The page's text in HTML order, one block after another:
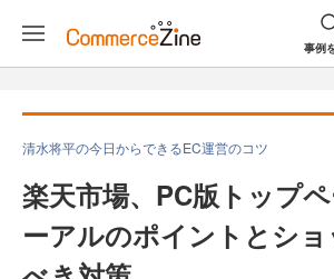
事例
清水将平の今日からできるEC運営のコツ
楽天市場、PC版トップ
ーアルのポイントとシ